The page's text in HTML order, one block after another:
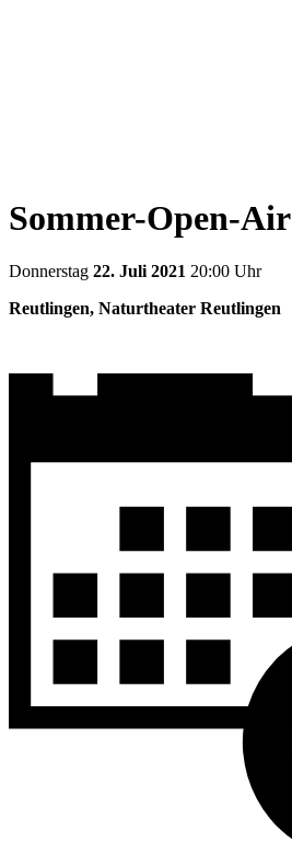
Sommer-Open-Air
Donnerstag 22. Juli 2021 20:00 Uhr
Reutlingen, Naturtheater Reutlingen